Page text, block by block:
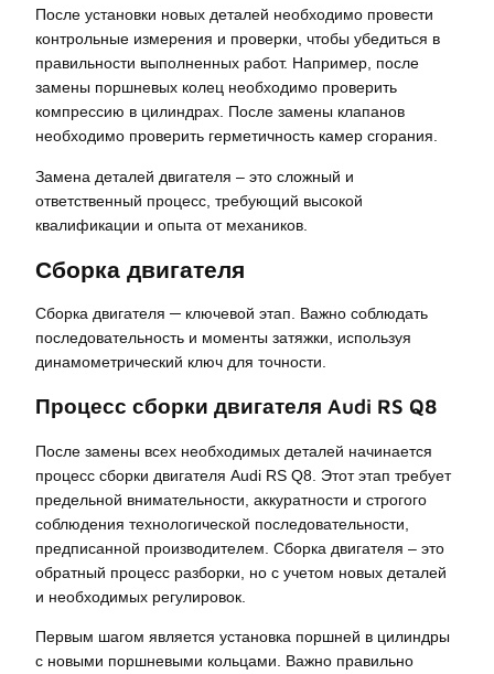
После установки новых деталей необходимо провести
контрольные измерения и проверки, чтобы убедиться в
правильности выполненных работ. Например, после
замены поршневых колец необходимо проверить
компрессию в цилиндрах. После замены клапанов
необходимо проверить герметичность камер сгорания.
Замена деталей двигателя – это сложный и
ответственный процесс, требующий высокой
квалификации и опыта от механиков.
Сборка двигателя
Сборка двигателя ─ ключевой этап. Важно соблюдать
последовательность и моменты затяжки, используя
динамометрический ключ для точности.
Процесс сборки двигателя Audi RS Q8
После замены всех необходимых деталей начинается
процесс сборки двигателя Audi RS Q8. Этот этап требует
предельной внимательности, аккуратности и строгого
соблюдения технологической последовательности,
предписанной производителем. Сборка двигателя – это
обратный процесс разборки, но с учетом новых деталей
и необходимых регулировок.
Первым шагом является установка поршней в цилиндры
с новыми поршневыми кольцами. Важно правильно